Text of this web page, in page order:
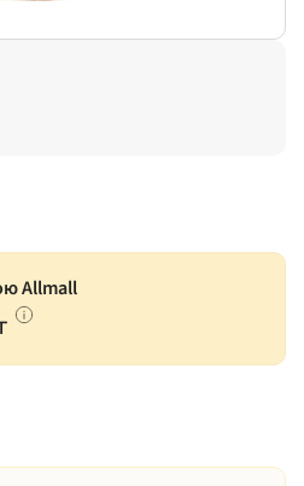
Allmall